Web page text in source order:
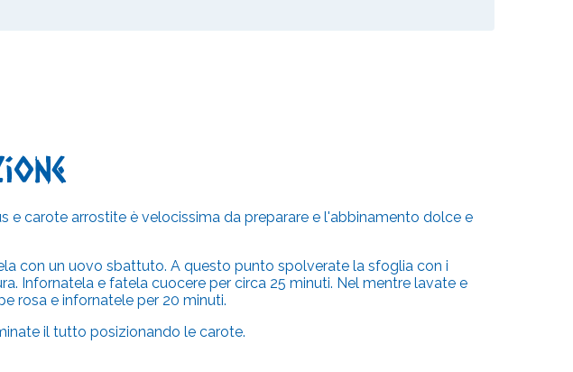
carote arrostite è velocissima da preparare e l'abbinamento dolce e
con un uovo sbattuto. A questo punto spolverate la sfoglia con i
Infornatela e fatela cuocere per circa 25 minuti. Nel mentre lavate e
rosa e infornatele per 20 minuti.
il tutto posizionando le carote.